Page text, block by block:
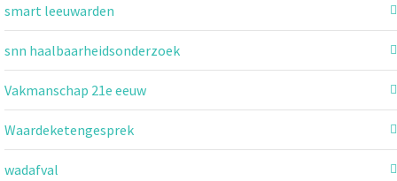
smart leeuwarden
snn haalbaarheidsonderzoek
Vakmanschap 21e eeuw
Waardeketengesprek
wadafval